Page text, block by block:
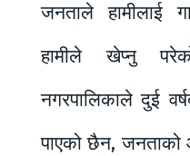
जनताले हामीलाई
हामीले खेप्नु
नगरपालिकाले दुई
पाएको छैन, जनताको